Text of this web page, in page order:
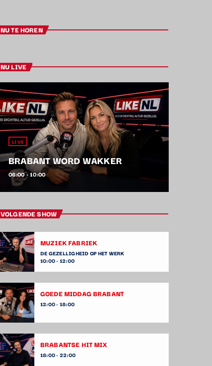
NU TE HOREN
NU LIVE
LIVE
BRABANT WORD WAKKER
06:00 - 10:00
VOLGENDE SHOW
MUZIEK FABRIEK
DE GEZELLIGHEID OP HET WERK
10:00 - 12:00
GOEDE MIDDAG BRABANT
12:00 - 18:00
BRABANTSE HIT MIX
18:00 - 22:00